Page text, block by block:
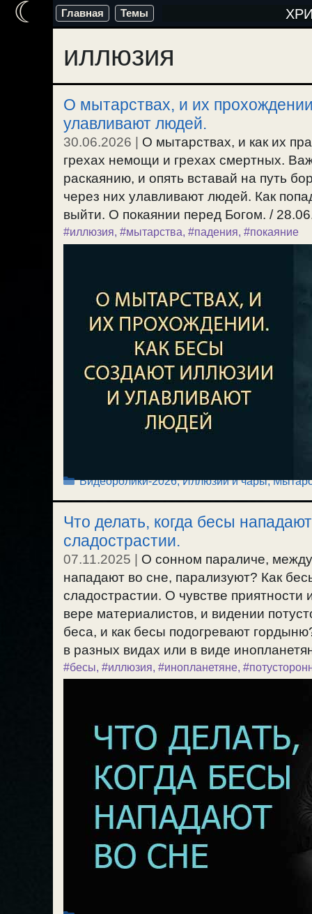
Перейти
содержимому
Главная Темы
иллюзия
О мытарствах, и их
улавливают людей.
30.06.2026
О мытарствах, и как их
грехах немощи и грехах смертных.
раскаянию, и опять вставай на путь
через них улавливают людей. Как
выйти. О покаянии перед Богом. /
#иллюзия, #мытарства, #падения, #покаяние
Рубрики
Видеоролики-2026,Иллюзии и чары,
Что делать, когда бесы
сладострастии.
07.11.2025 | О сонном параличе,
нападают во сне, парализуют? Как
сладострастии. О чувстве
вере материалистов, и видении
беса, и как бесы подогревают
в разных видах или в виде
#бесы, #иллюзия, #инопланетяне,
☾